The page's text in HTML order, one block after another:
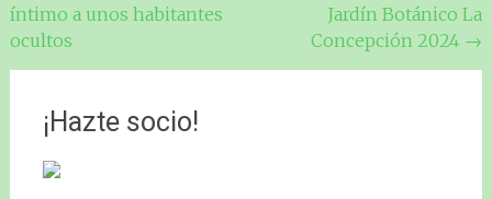
entradas
íntimo a unos habitantes
ocultos
Jardín Botánico La
Concepción 2024 →
¡Hazte socio!